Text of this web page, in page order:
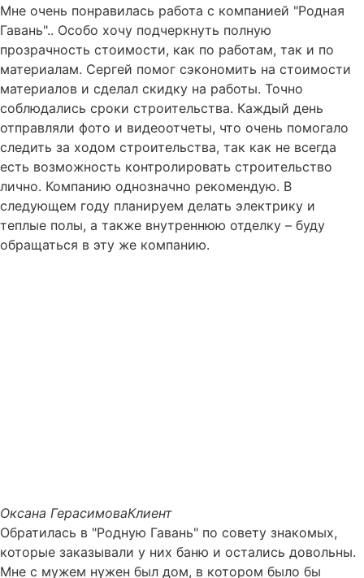
Мне очень понравилась работа с компанией "Родная
Гавань".. Особо хочу подчеркнуть полную
прозрачность стоимости, как по работам, так и по
материалам. Сергей помог сэкономить на стоимости
материалов и сделал скидку на работы. Точно
соблюдались сроки строительства. Каждый день
отправляли фото и видеоотчеты, что очень помогало
следить за ходом строительства, так как не всегда
есть возможность контролировать строительство
лично. Компанию однозначно рекомендую. В
следующем году планируем делать электрику и
теплые полы, а также внутреннюю отделку – буду
обращаться в эту же компанию.
Оксана ГерасимоваКлиент
Обратилась в "Родную Гавань" по совету знакомых,
которые заказывали у них баню и остались довольны.
Мне с мужем нужен был дом, в котором было бы